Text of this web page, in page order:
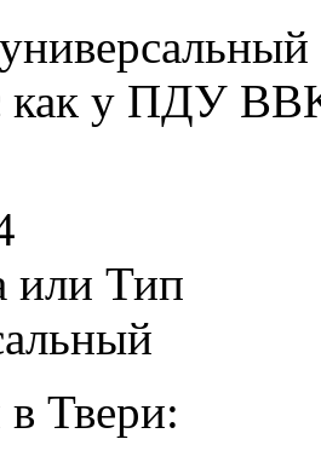
как у ПДУ
или Тип
Твери: